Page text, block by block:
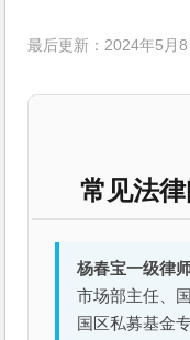
最后更新：2024年5月8
常见法
杨春宝一级律
市场部主任、
国区私募基金